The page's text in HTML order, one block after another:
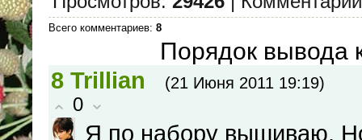
Всего комментариев: 8
Порядок вывода
8 Trillian (21 Июня 2011 19:19)
0
Я по набору вышиваю.